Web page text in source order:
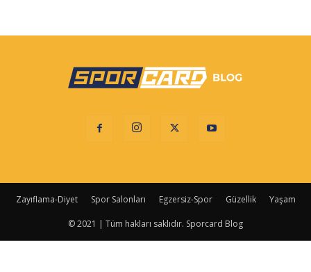
Zayıflama-Diyet Spor Salonları Egzersiz-Spor Güzellik Yaşam
© 2021 | Tüm hakları saklıdır. Sporcard Blog